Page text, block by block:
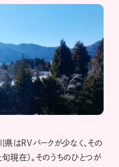
はRVパークが少なく、その
在）。そのうちのひとつが